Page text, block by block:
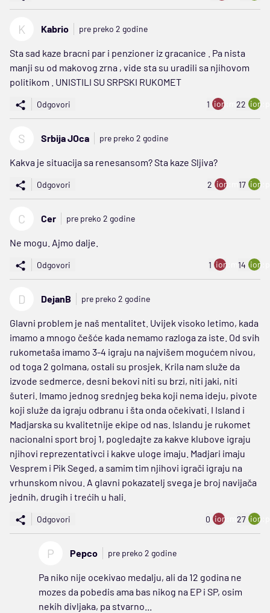
K Kabrio pre preko 2 godine
Sta sad kaze bracni par i penzioner iz gracanice . Pa nista
manji su od makovog zrna , vide sta su uradili sa njihovom
politikom . UNISTILI SU SRPSKI RUKOMET
Odgovori 1 ion:minus
22
S Srbija JOca pre preko 2 godine
Kakva je situacija sa renesansom? Sta kaze Sljiva?
Odgovori 2 ion:minus
17
C Cer pre preko 2 godine
Ne mogu. Ajmo dalje.
Odgovori 1 ion:minus
14
D DejanB pre preko 2 godine
Glavni problem je naš mentalitet. Uvijek visoko letimo, kada
imamo a mnogo češće kada nemamo razloga za iste. Od svih
rukometaša imamo 3-4 igraju na najvišem mogućem nivou,
od toga 2 golmana, ostali su prosjek. Krila nam služe da
izvode sedmerce, desni bekovi niti su brzi, niti jaki, niti
šuteri. Imamo jednog srednjeg beka koji nema ideju, pivote
koji služe da igraju odbranu i šta onda očekivati. I Island i
Madjarska su kvalitetnije ekipe od nas. Islandu je rukomet
nacionalni sport broj 1, pogledajte za kakve klubove igraju
njihovi reprezentativci i kakve uloge imaju. Madjari imaju
Vesprem i Pik Seged, a samim tim njihovi igrači igraju na
vrhunskom nivou. A glavni pokazatelj svega je broj navijača
jednih, drugih i trećih u hali.
Odgovori 0 ion:minus
27
P Pepco pre preko 2 godine
Pa niko nije ocekivao medalju, ali da 12 godina ne
mozes da pobedis ama bas nikog na EP i SP, osim
nekih divljaka, pa stvarno...